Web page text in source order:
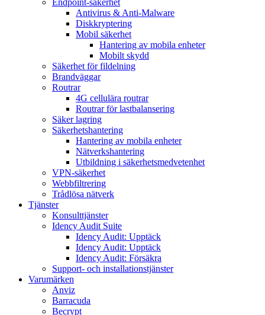
Endpoint-säkerhet
Antivirus & Anti-Malware
Diskkryptering
Mobil säkerhet
Hantering av mobila enheter
Mobilt skydd
Säkerhet för fildelning
Brandväggar
Routrar
4G cellulära routrar
Routrar för lastbalansering
Säker lagring
Säkerhetshantering
Hantering av mobila enheter
Nätverkshantering
Utbildning i säkerhetsmedvetenhet
VPN-säkerhet
Webbfiltrering
Trådlösa nätverk
Tjänster
Konsulttjänster
Idency Audit Suite
Idency Audit: Upptäck
Idency Audit: Upptäck
Idency Audit: Försäkra
Support- och installationstjänster
Varumärken
Anviz
Barracuda
Becrypt